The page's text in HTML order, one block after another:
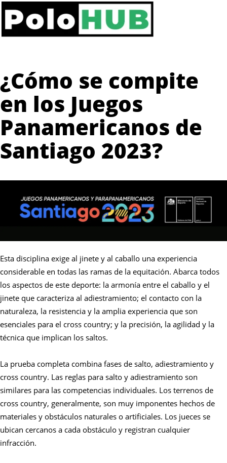
¿Cómo se compite
en los Juegos
Panamericanos de
Santiago 2023?
Esta disciplina exige al jinete y al caballo una experiencia
considerable en todas las ramas de la equitación. Abarca todos
los aspectos de este deporte: la armonía entre el caballo y el
jinete que caracteriza al adiestramiento; el contacto con la
naturaleza, la resistencia y la amplia experiencia que son
esenciales para el cross country; y la precisión, la agilidad y la
técnica que implican los saltos.
La prueba completa combina fases de salto, adiestramiento y
cross country. Las reglas para salto y adiestramiento son
similares para las competencias individuales. Los terrenos de
cross country, generalmente, son muy imponentes hechos de
materiales y obstáculos naturales o artificiales. Los jueces se
ubican cercanos a cada obstáculo y registran cualquier
infracción.